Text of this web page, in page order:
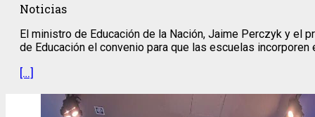
Noticias
El ministro de Educación de la Nación, Jaime Perczyk y el
de Educación el convenio para que las escuelas
[…]